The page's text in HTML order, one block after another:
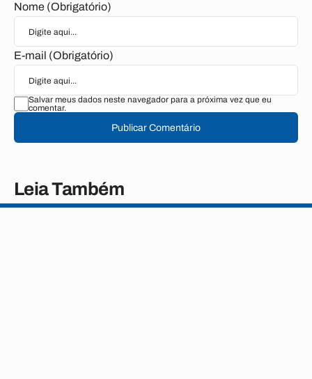
Nome (Obrigatório)
E-mail (Obrigatório)
Salvar meus dados neste navegador para a próxima vez que eu
comentar.
Publicar Comentário
Leia Também